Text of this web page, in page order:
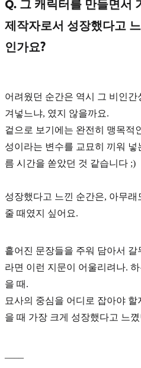
Q. 그 캐릭터를 만들면서
제작자로서 성장했다고
인가요?
어려웠던 순간은 역시 그 비인간
겨넣느냐, 였지 않을까요.
겉으로 보기에는 완전히 맹목적
성이라는 변수를 교묘히 끼워
름 시간을 쏟았던 것 같습니다 ;)
성장했다고 느낀 순간은, 아무래
줄 때였지 싶어요.
흩어진 문장들을 주워 담아서 갈
라면 이런 지문이 어울리려나.
을 때.
묘사의 중심을 어디로 잡아야 할
을 때 가장 크게 성장했다고 느